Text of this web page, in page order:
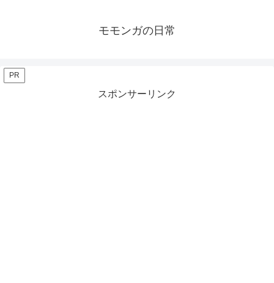
モモンガの日常
PR
スポンサーリンク